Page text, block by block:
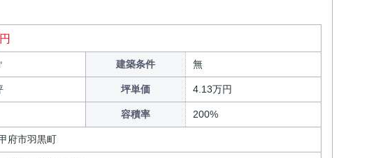
建築条件 無
坪単価 4.13万円
容積率 200%
府市羽黒町